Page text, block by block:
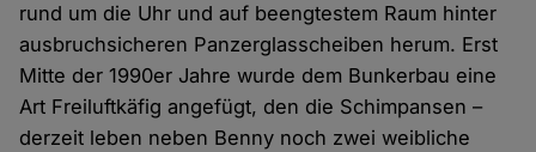
rund um die Uhr und auf beengtestem Raum hinter
ausbruchsicheren Panzerglasscheiben herum. Erst
Mitte der 1990er Jahre wurde dem Bunkerbau eine
Art Freiluftkäfig angefügt, den die Schimpansen –
derzeit leben neben Benny noch zwei weibliche